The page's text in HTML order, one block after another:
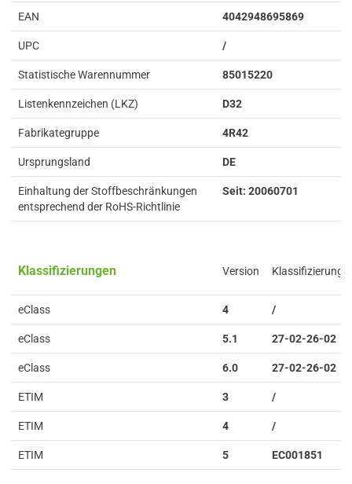
EAN 4042948695869
UPC /
Statistische Warennummer 85015220
Listenkennzeichen (LKZ) D32
Fabrikategruppe 4R42
Ursprungsland DE
Einhaltung der Stoffbeschränkungen
entsprechend der RoHS-Richtlinie
Seit: 20060701
Klassifizierungen Version Klassifizierung
eClass 4 /
eClass 5.1 27-02-26-02
eClass 6.0 27-02-26-02
ETIM 3 /
ETIM 4 /
ETIM 5 EC001851